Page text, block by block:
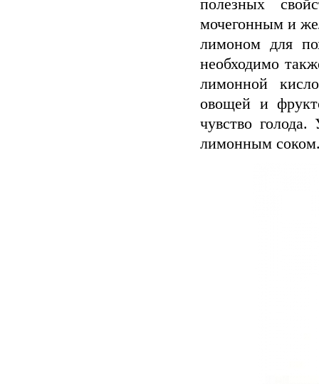
полезных
мочегонным и
лимоном для
необходимо
лимонной
овощей и
чувство
лимонным